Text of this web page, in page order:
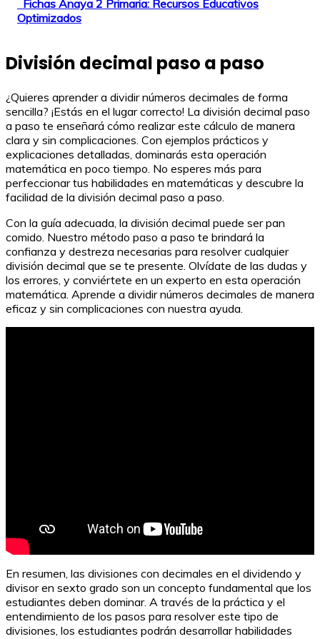
Fichas Anaya 2 Primaria: Recursos Educativos
Optimizados
División decimal paso a paso
¿Quieres aprender a dividir números decimales de forma
sencilla? ¡Estás en el lugar correcto! La división decimal paso
a paso te enseñará cómo realizar este cálculo de manera
clara y sin complicaciones. Con ejemplos prácticos y
explicaciones detalladas, dominarás esta operación
matemática en poco tiempo. No esperes más para
perfeccionar tus habilidades en matemáticas y descubre la
facilidad de la división decimal paso a paso.
Con la guía adecuada, la división decimal puede ser pan
comido. Nuestro método paso a paso te brindará la
confianza y destreza necesarias para resolver cualquier
división decimal que se te presente. Olvídate de las dudas y
los errores, y conviértete en un experto en esta operación
matemática. Aprende a dividir números decimales de manera
eficaz y sin complicaciones con nuestra ayuda.
En resumen, las divisiones con decimales en el dividendo y
divisor en sexto grado son un concepto fundamental que los
estudiantes deben dominar. A través de la práctica y el
entendimiento de los pasos para resolver este tipo de
divisiones, los estudiantes podrán desarrollar habilidades